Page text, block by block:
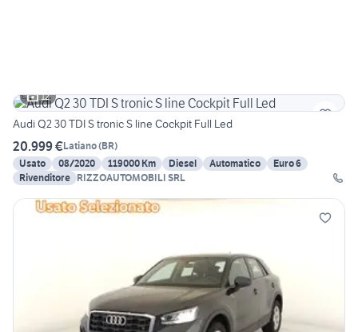
12
Audi Q2 30 TDI S tronic S line Cockpit Full Led
20.999 €Latiano(BR)
Usato
08/2020 119000 Km Diesel Automatico
Euro 6
Rivenditore RIZZOAUTOMOBILI SRL